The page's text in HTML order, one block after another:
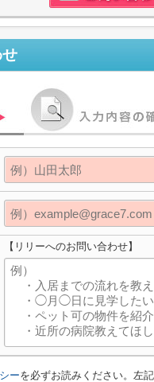
【リリーへのお問い合わせ】
ーを必ずお読みください。左